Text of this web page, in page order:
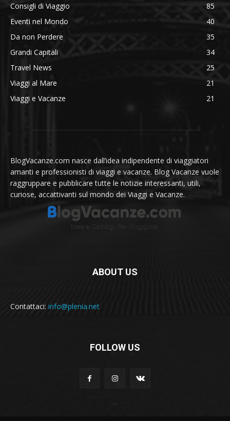
Consigli di Viaggio
85
Eventi nel Mondo
40
Da non Perdere
35
Grandi Capitali
34
Travel News
25
Viaggi al Mare
21
Viaggi e Vacanze
21
BlogVacanze.com nasce dall’idea indipendente di viaggiatori
amanti e professionisti di viaggi e vacanze. Blog Vacanze vuole
raggruppare e pubblicare tutte le notizie interessanti, utili,
curiose, accattivanti sul mondo dei Viaggi e Vacanze.
ABOUT US
Contattaci: info@plenia.net
FOLLOW US